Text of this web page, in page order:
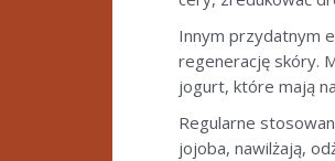
Innym przydatnym
regenerację skóry.
jogurt, które mają
Regularne
jojoba, nawilżają,